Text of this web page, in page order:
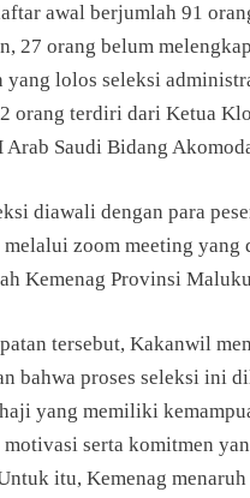
awal berjumlah 91
27 orang belum
lolos seleksi
orang terdiri dari Ketua
Arab Saudi Bidang
diawali dengan para
melalui zoom meeting
Kemenag Provinsi
tersebut, Kakanwil
bahwa proses seleksi ini
yang memiliki
motivasi serta komitmen
itu, Kemenag